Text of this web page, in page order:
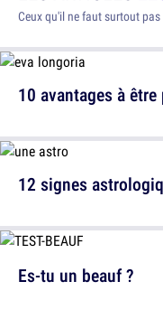
Ceux qu'il ne faut surtout pas
10 avantages à
12 signes
Es-tu un beauf ?